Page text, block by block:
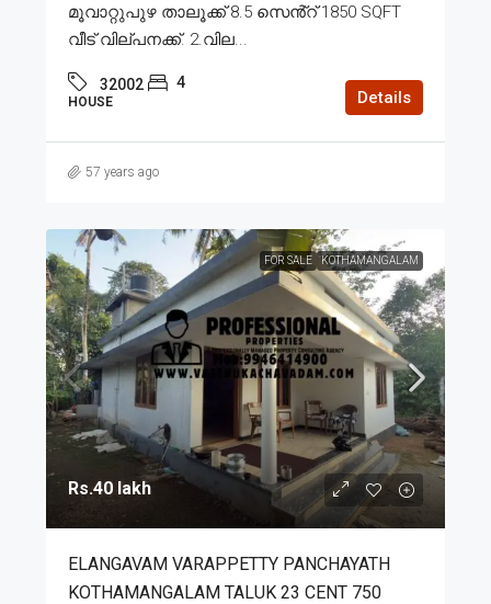
മൂവാറ്റുപുഴ താലൂക്ക് 8.5 സെൻ്റ് 1850 SQFT
വീട് വില്പനക്ക്. 2.വില...
32002 4
HOUSE Details
57 years ago
FOR SALE KOTHAMANGALAM
Rs.40 lakh
ELANGAVAM VARAPPETTY PANCHAYATH
KOTHAMANGALAM TALUK 23 CENT 750